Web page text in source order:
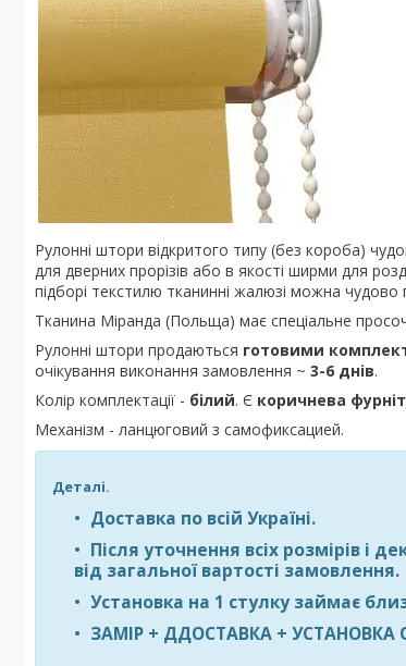
Рулонні штори відкритого типу (без короба)
для дверних прорізів або в якості ширми для
підборі текстилю тканинні жалюзі можна чудово
Тканина Міранда (Польща) має спеціальне
Рулонні штори продаються готовими
очікування виконання замовлення ~ 3-6 днів.
Колір комплектації - білий. Є коричнева
Механізм - ланцюговий з самофиксацией.
Деталі.
Доставка по всій Україні.
Після уточнення всіх розмірів і
від загальної вартості замовлення.
Установка на 1 стулку займає
ЗАМІР + ДДОСТАВКА + УСТАНОВКА